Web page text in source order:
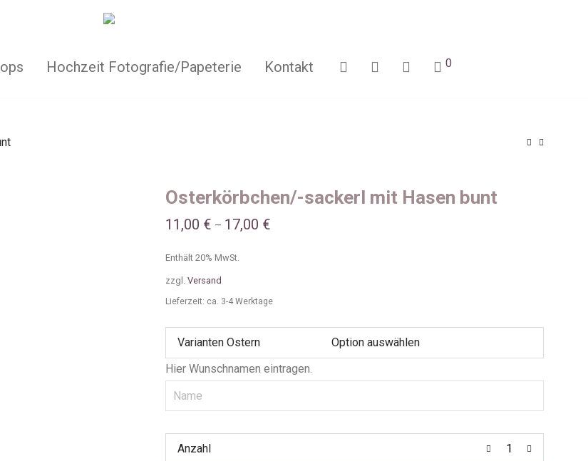
Hochzeit Fotografie/Papeterie Kontakt 0
Osterkörbchen/-sackerl mit Hasen bunt
11,00 € – 17,00 €
Enthält 20% MwSt.
zzgl. Versand
Lieferzeit: ca. 3-4 Werktage
Varianten Ostern
Hier Wunschnamen eintragen.
Anzahl